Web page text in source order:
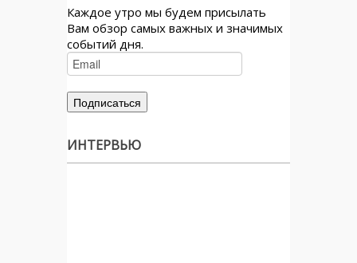
Каждое утро мы будем присылать
Вам обзор самых важных и значимых
событий дня.
ИНТЕРВЬЮ